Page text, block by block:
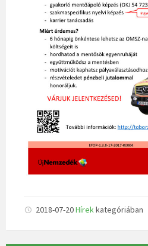
2018-07-20Hírekkategóriában